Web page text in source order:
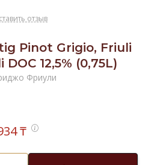
отзыв
Pinot Grigio, Friuli
12,5% (0,75L)
Фриули
₸